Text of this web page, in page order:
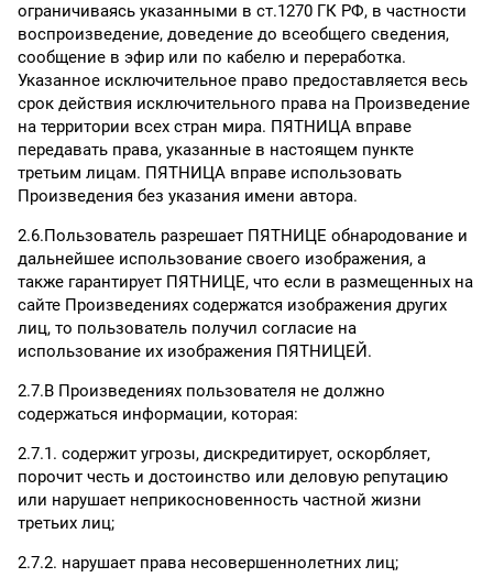
ограничиваясь указанными в ст.1270 ГК РФ, в частности
воспроизведение, доведение до всеобщего сведения,
сообщение в эфир или по кабелю и переработка.
Указанное исключительное право предоставляется весь
срок действия исключительного права на Произведение
на территории всех стран мира. ПЯТНИЦА вправе
передавать права, указанные в настоящем пункте
третьим лицам. ПЯТНИЦА вправе использовать
Произведения без указания имени автора.
2.6.Пользователь разрешает ПЯТНИЦЕ обнародование и
дальнейшее использование своего изображения, а
также гарантирует ПЯТНИЦЕ, что если в размещенных на
сайте Произведениях содержатся изображения других
лиц, то пользователь получил согласие на
использование их изображения ПЯТНИЦЕЙ.
2.7.В Произведениях пользователя не должно
содержаться информации, которая:
2.7.1. содержит угрозы, дискредитирует, оскорбляет,
порочит честь и достоинство или деловую репутацию
или нарушает неприкосновенность частной жизни
третьих лиц;
2.7.2. нарушает права несовершеннолетних лиц;